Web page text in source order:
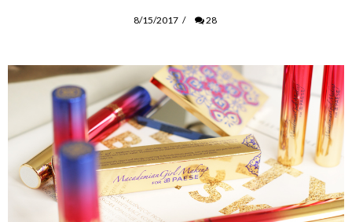
8/15/2017 / 28